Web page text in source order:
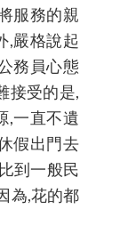
服務的親
,嚴格說起
務員心態
接受的是,
,一直不遺
假出門去
到一般民
為,花的都